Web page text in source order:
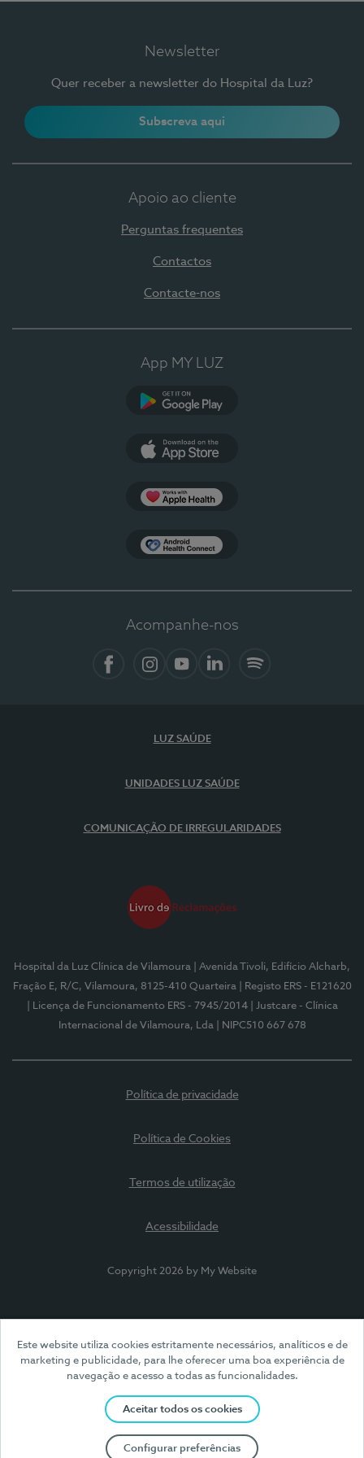
Este website utiliza cookies estritamente necessários, analíticos e de
marketing e publicidade, para lhe oferecer uma boa experiência de
navegação e acesso a todas as funcionalidades.
Aceitar todos os cookies
Configurar preferências
Newsletter
Quer receber a newsletter do Hospital da Luz?
Subscreva aqui
Apoio ao cliente
Perguntas frequentes
Contactos
Contacte-nos
App MY LUZ
Acompanhe-nos
LUZ SAÚDE
UNIDADES LUZ SAÚDE
COMUNICAÇÃO DE IRREGULARIDADES
Hospital da Luz Clínica de Vilamoura
| Avenida Tivoli, Edifício Alcharb,
Fração E, R/C, Vilamoura, 8125-410 Quarteira
| Registo ERS - E121620
| Licença de Funcionamento ERS - 7945/2014
| Justcare - Clínica
Internacional de Vilamoura, Lda
| NIPC510 667 678
Política de privacidade
Política de Cookies
Termos de utilização
Acessibilidade
Copyright 2026 by My Website